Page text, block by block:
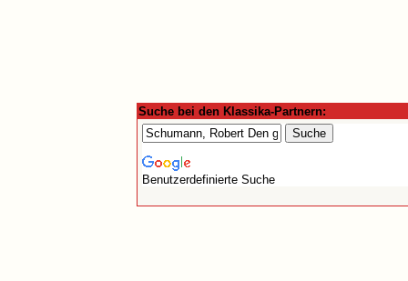
Suche bei den Klassika-Partnern:
Benutzerdefinierte Suche